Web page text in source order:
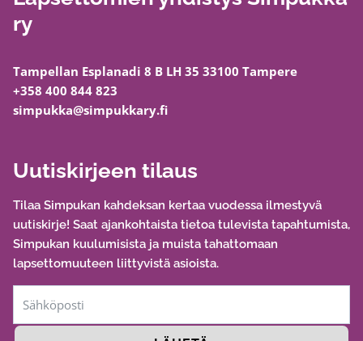
ry
Tampellan Esplanadi 8 B LH 35 33100 Tampere
+358 400 844 823
simpukka@simpukkary.fi
Uutiskirjeen tilaus
Tilaa Simpukan kahdeksan kertaa vuodessa ilmestyvä
uutiskirje! Saat ajankohtaista tietoa tulevista tapahtumista,
Simpukan kuulumisista ja muista tahattomaan
lapsettomuuteen liittyvistä asioista.